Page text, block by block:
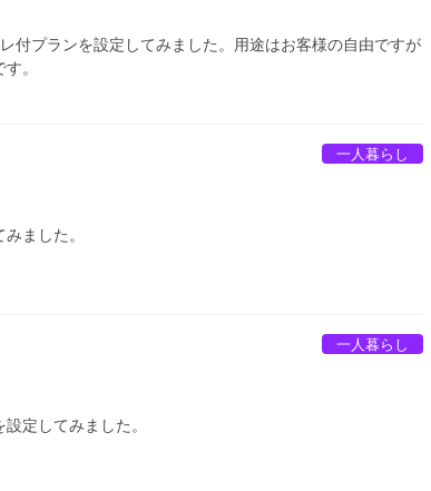
付プランを設定してみました。用途はお客様の自由ですが
。
一人暮らし
ました。
一人暮らし
定してみました。